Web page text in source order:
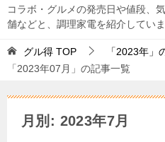
コラボ・グルメの発売日や値段、
舗などと、調理家電を紹介していま
グル得 TOP
「2023年」
「2023年07月」の記事一覧
月別: 2023年7月